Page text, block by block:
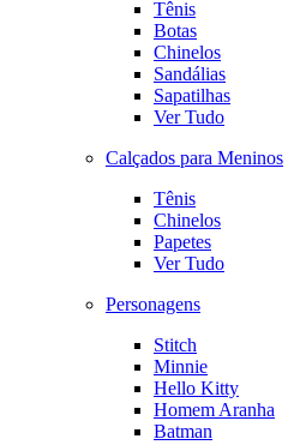
Tênis
Botas
Chinelos
Sandálias
Sapatilhas
Ver Tudo
Calçados para Meninos
Tênis
Chinelos
Papetes
Ver Tudo
Personagens
Stitch
Minnie
Hello Kitty
Homem Aranha
Batman